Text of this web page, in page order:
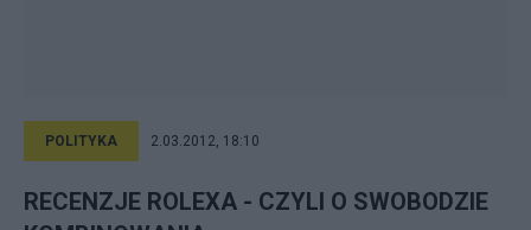
POLITYKA 2.03.2012, 18:10
RECENZJE ROLEXA - CZYLI O SWOBODZIE